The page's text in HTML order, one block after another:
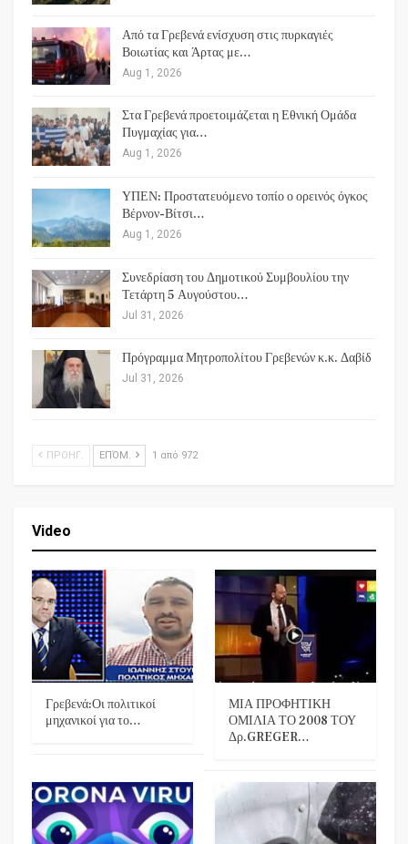
Από τα Γρεβενά ενίσχυση στις πυρκαγιές
Βοιωτίας και Άρτας με…
Aug 1, 2026
Στα Γρεβενά προετοιμάζεται η Εθνική Ομάδα
Πυγμαχίας για…
Aug 1, 2026
ΥΠΕΝ: Προστατευόμενο τοπίο ο ορεινός όγκος
Βέρνον-Βίτσι…
Aug 1, 2026
Συνεδρίαση του Δημοτικού Συμβουλίου την
Τετάρτη 5 Αυγούστου…
Jul 31, 2026
Πρόγραμμα Μητροπολίτου Γρεβενών κ.κ. Δαβίδ
Jul 31, 2026
ΠΡΟΗΓ. ΕΠΌΜ. 1 από 972
Video
Γρεβενά:Οι πολιτικοί
μηχανικοί για το…
ΜΙΑ ΠΡΟΦΗΤΙΚΗ
ΟΜΙΛΙΑ ΤΟ 2008 ΤΟΥ
Δρ.GREGER…